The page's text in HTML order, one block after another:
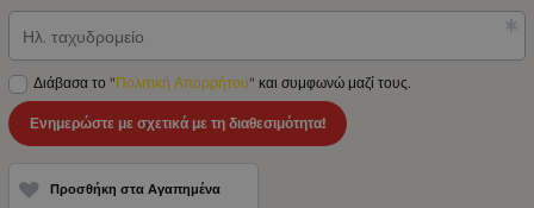
Ηλ. ταχυδρομείο
Διάβασα το "Πολιτική Απορρήτου" και συμφωνώ μαζί τους.
Ενημερώστε με σχετικά με τη διαθεσιμότητα!
Προσθήκη στα Αγαπημένα